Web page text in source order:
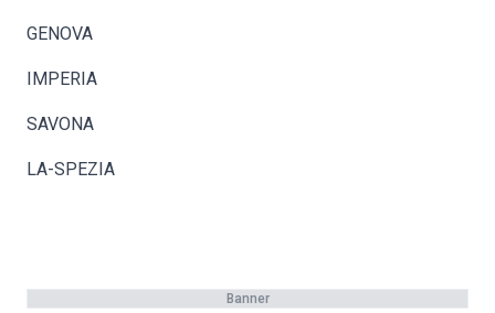
GENOVA
IMPERIA
SAVONA
LA-SPEZIA
Banner